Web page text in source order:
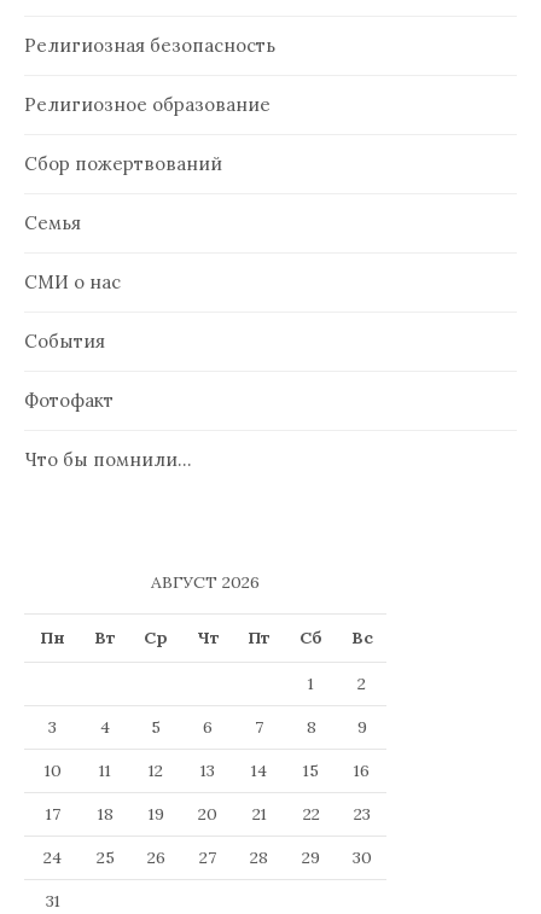
Религиозная безопасность
Религиозное образование
Сбор пожертвований
Семья
СМИ о нас
События
Фотофакт
Что бы помнили…
АВГУСТ 2026
Пн Вт Ср Чт Пт Сб Вс
1
2
3
4 5 6 7 8
9
10
11 12 13 14 15
16
17
18 19 20 21 22
23
24
25 26 27 28 29
30
31